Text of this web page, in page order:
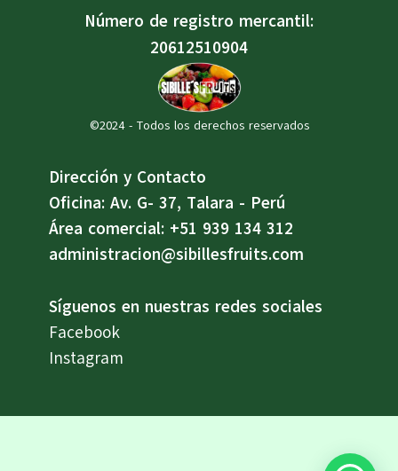
Número de registro mercantil:
20612510904
©2024 - Todos los derechos reservados
Dirección y Contacto
Oficina: Av. G- 37, Talara - Perú
Área comercial: +51 939 134 312
administracion@sibillesfruits.com
Síguenos en nuestras redes sociales
Facebook
Instagram